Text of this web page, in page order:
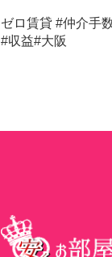
ゼロ賃貸 #仲介手
#収益#大阪